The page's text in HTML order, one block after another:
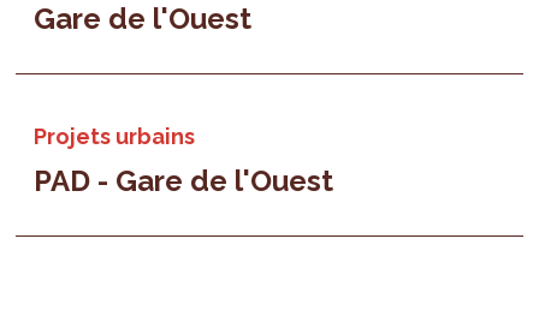
Gare de l'Ouest
Projets urbains
PAD - Gare de l'Ouest